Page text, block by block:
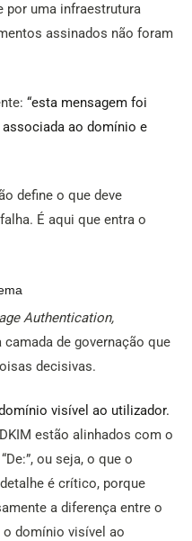
por uma infraestrutura
assinados não foram
“esta mensagem foi
ao domínio e
define o que deve
É aqui que entra o
Authentication,
camada de governação que
decisivas.
visível ao utilizador.
estão alinhados com o
ou seja, o que o
é crítico, porque
a diferença entre o
domínio visível ao